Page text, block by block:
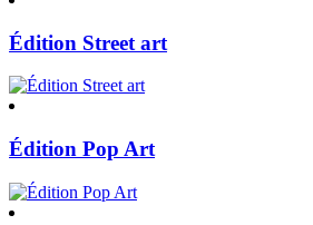
Édition Street art
Édition Pop Art